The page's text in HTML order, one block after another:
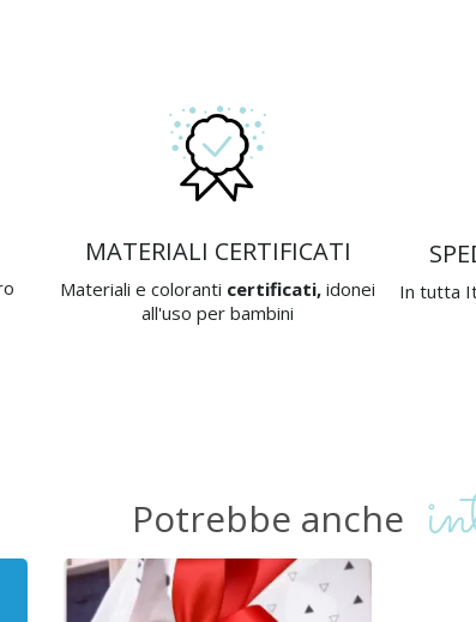
MATERIALI CERTIFICATI
Materiali e coloranti certificati, idonei
all'uso per bambini
In tutta
Potrebbe anche